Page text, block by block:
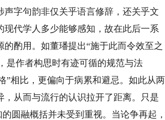
字句韵非仅关乎语言修辞，还关乎文
代学人多少能够感知，故在此后一系
酌用。如董璠提出“施于此而令效至之
是作者构思时有迹可循的规范与法
”相比，更偏向于病累和避忌。如此从两
从而与流行的认识拉开了距离。只是
圆融概括并未受到重视。当论争再起，